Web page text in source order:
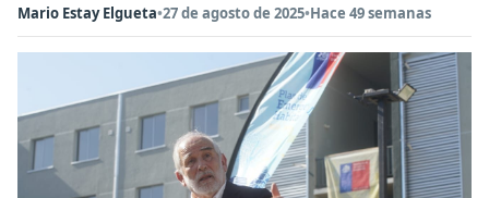
Mario Estay Elgueta•27 de agosto de 2025•Hace 49 semanas